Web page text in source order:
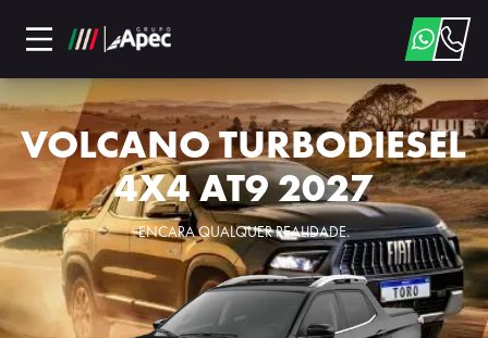
VOLCANO TURBODIESEL
4X4 AT9 2027
ENCARA QUALQUER REALIDADE.